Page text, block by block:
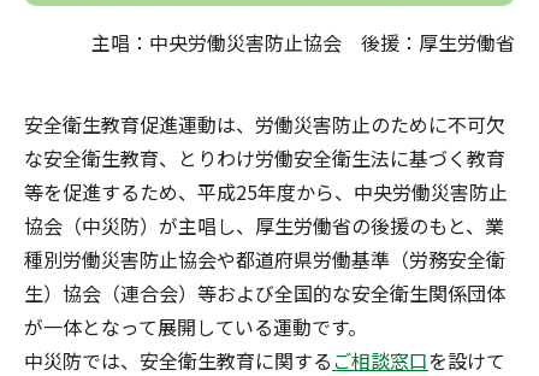
主唱：中央労働災害防止協会 後援：厚生労働省
安全衛生教育促進運動は、労働災害防止のために不可欠
な安全衛生教育、とりわけ労働安全衛生法に基づく教育
等を促進するため、平成25年度から、中央労働災害防止
協会（中災防）が主唱し、厚生労働省の後援のもと、業
種別労働災害防止協会や都道府県労働基準（労務安全衛
生）協会（連合会）等および全国的な安全衛生関係団体
が一体となって展開している運動です。
中災防では、安全衛生教育に関するご相談窓口を設けて